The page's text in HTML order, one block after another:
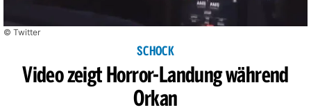
© Twitter
SCHOCK
Video zeigt Horror-Landung während
Orkan